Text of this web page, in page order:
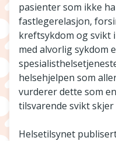
pasienter som ikke
fastlegerelasjon,
kreftsykdom og svikt
med alvorlig sykdom
helsehjelpen som
vurderer dette som
tilsvarende svikt skjer
Helsetilsynet